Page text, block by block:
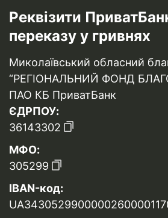
Реквізити
переказу у гривнях
Миколаївський обласний
“РЕГІОНАЛЬНИЙ ФОНД
ПАО КБ ПриватБанк
ЄДРПОУ:
36143302
МФО:
305299
IBAN-код: